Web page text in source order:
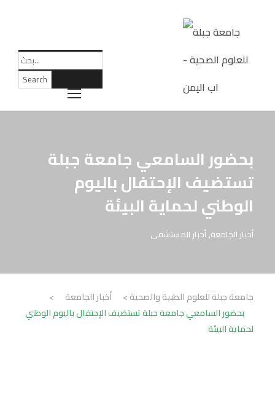
بحضور السامعي جامعة جبلة
تستضيف الإحتفال باليوم
الوطني لحماية البيئة
أخبار الجامعة,أخبار المستشفى
جامعة جبلة للعلوم الطبية والصحية> أخبار الجامعة
>
بحضور السامعي جامعة جبلة تستضيف الإحتفال باليوم الوطني
لحماية البيئة